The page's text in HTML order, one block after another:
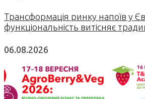
Трансформація ринку напоїв у
функціональність витісняє
06.08.2026